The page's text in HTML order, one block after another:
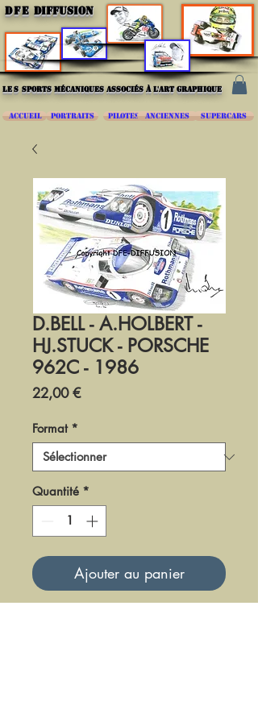
DFE DIFFUSION
les sports mécaniques associés à l'art graphique
ACCUEIL PORTRAITS PILOTES ANCIENNES SUPERCARS
D.BELL - A.HOLBERT -
HJ.STUCK - PORSCHE
962C - 1986
22,00 €Prix
Format *
Quantité *
Ajouter au panier